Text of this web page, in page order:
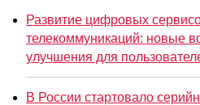
Развитие цифровых
телекоммуникаций: новые
улучшения для
В России стартовало